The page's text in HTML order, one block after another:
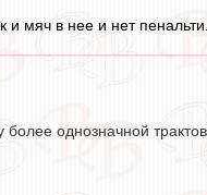
мяч в нее и нет пенальти.
однозначной